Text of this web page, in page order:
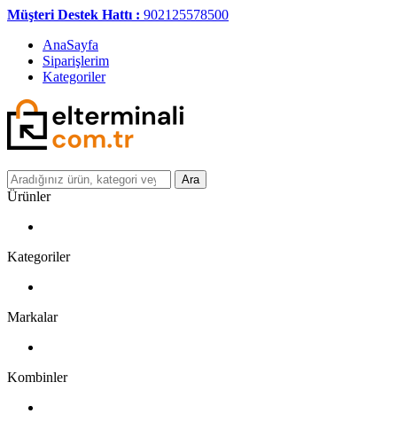
Müşteri Destek Hattı : 902125578500
AnaSayfa
Siparişlerim
Kategoriler
Ara
Ürünler
Kategoriler
Markalar
Kombinler